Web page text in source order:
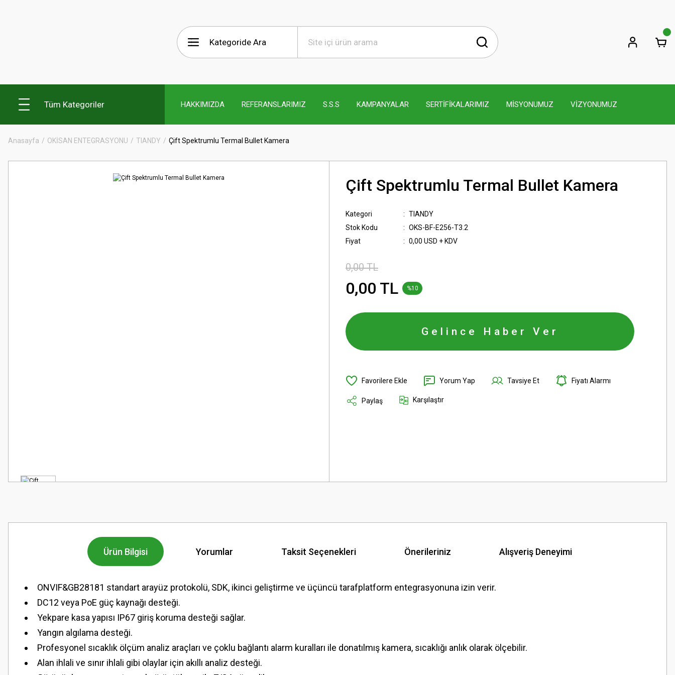
Tüm Kategoriler HAKKIMIZDA REFERANSLARIMIZ S.S.S KAMPANYALAR SERTİFİKALARIMIZ MİSYONUMUZ VİZYONUMUZ
Anasayfa OKİSAN ENTEGRASYONU TIANDY Çift Spektrumlu Termal Bullet Kamera
Çift Spektrumlu Termal Bullet Kamera
Kategori
TIANDY
Stok Kodu
OKS-BF-E256-T3.2
Fiyat
0,00 USD + KDV
0,00 TL
0,00 TL %10
Gelince Haber Ver
Yorum Yap Tavsiye Et Fiyatı Alarmı
Paylaş Karşılaştır
Ürün Bilgisi Yorumlar Taksit Seçenekleri Önerileriniz Alışveriş Deneyimi
ONVIF&GB28181 standart arayüz protokolü, SDK, ikinci geliştirme ve üçüncü tarafplatform entegrasyonuna izin verir.
DC12 veya PoE güç kaynağı desteği.
Yekpare kasa yapısı IP67 giriş koruma desteği sağlar.
Yangın algılama desteği.
Profesyonel sıcaklık ölçüm analiz araçları ve çoklu bağlantı alarm kuralları ile donatılmış kamera, sıcaklığı anlık olarak ölçebilir.
Alan ihlali ve sınır ihlali gibi olaylar için akıllı analiz desteği.